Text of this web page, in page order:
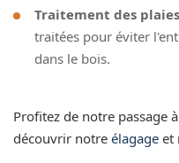
Traitement des
traitées pour éviter
dans le bois.
Profitez de notre passage
découvrir notre élagage et